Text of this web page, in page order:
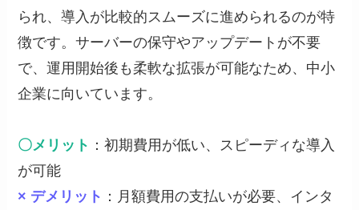
られ、導入が比較的スムーズに進められるのが特
徴です。サーバーの保守やアップデートが不要
で、運用開始後も柔軟な拡張が可能なため、中小
企業に向いています。
〇メリット ：初期費用が低い、スピーディな導入
が可能
× デメリット ：月額費用の支払いが必要、インタ